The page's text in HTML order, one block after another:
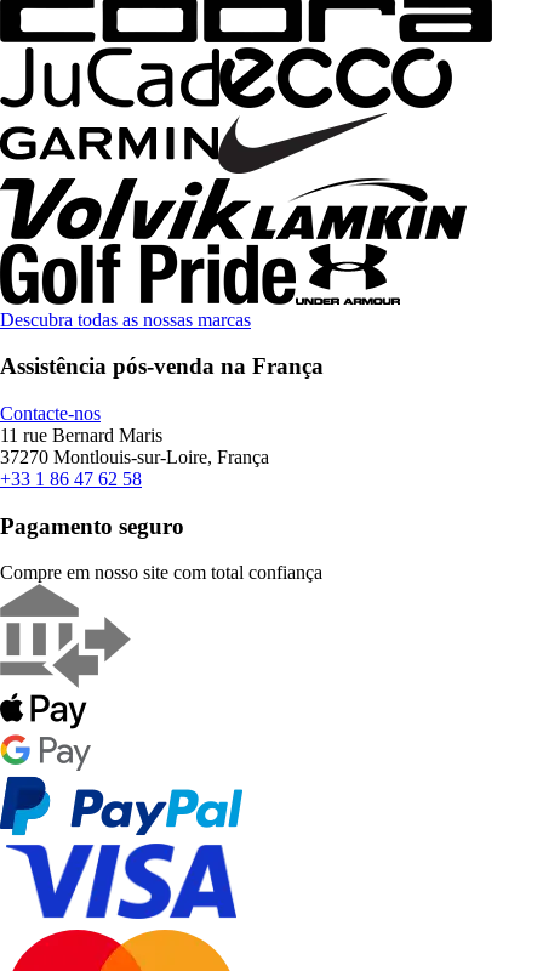
Descubra todas as nossas marcas
Assistência pós-venda na França
Contacte-nos
11 rue Bernard Maris
37270 Montlouis-sur-Loire, França
+33 1 86 47 62 58
Pagamento seguro
Compre em nosso site com total confiança